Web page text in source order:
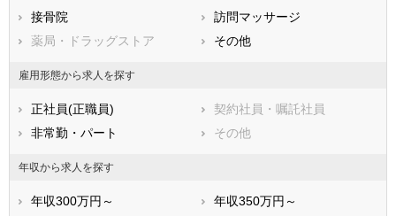
接骨院
訪問マッサージ
薬局・ドラッグストア
その他
雇用形態から求人を探す
正社員(正職員)
契約社員・嘱託社員
非常勤・パート
その他
年収から求人を探す
年収300万円～
年収350万円～